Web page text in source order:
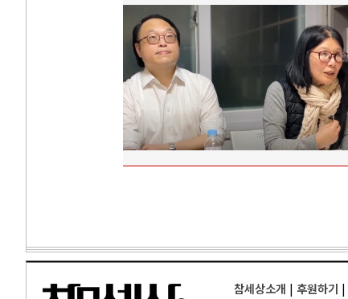
참세상소개 | 후원하기 |